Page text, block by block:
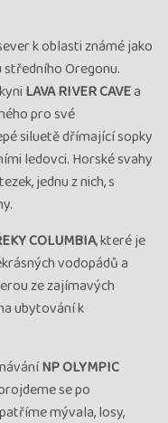
k oblasti známé jako
Oregonu.
LAVA RIVER CAVEa
pro své
siluetě dřímající sopky
ledovci. Horské svahy
jednu z nich, s
COLUMBIA, které je
vodopádů a
ze zajímavých
ubytování k
NP OLYMPIC
se po
mývala, losy,